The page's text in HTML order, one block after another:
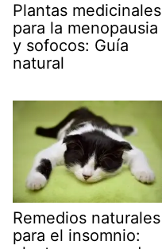
Plantas medicinales
para la menopausia
y sofocos: Guía
natural
Remedios naturales
para el insomnio: